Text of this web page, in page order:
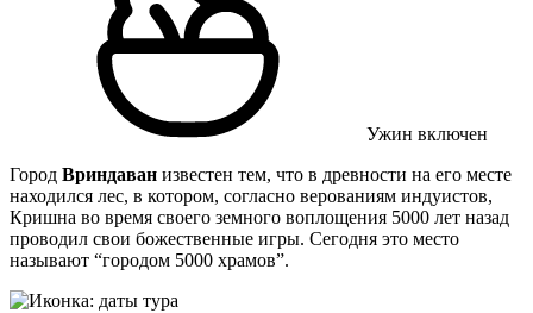
Ужин включен
Город Вриндаван известен тем, что в древности на его месте
находился лес, в котором, согласно верованиям индуистов,
Кришна во время своего земного воплощения 5000 лет назад
проводил свои божественные игры. Сегодня это место
называют “городом 5000 храмов”.